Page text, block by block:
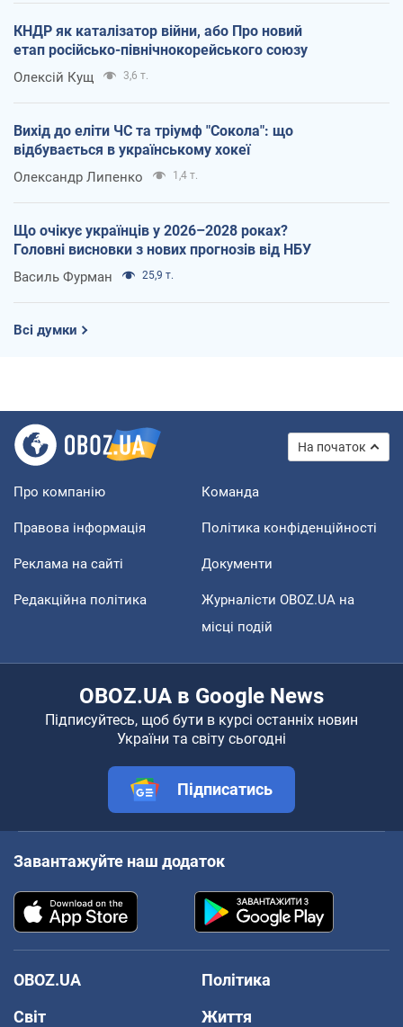
КНДР як каталізатор війни, або Про новий
етап російсько-північнокорейського союзу
Олексій Кущ 3,6 т.
Вихід до еліти ЧС та тріумф "Сокола": що
відбувається в українському хокеї
Олександр Липенко 1,4 т.
Що очікує українців у 2026–2028 роках?
Головні висновки з нових прогнозів від НБУ
Василь Фурман 25,9 т.
Всі думки
На початок
Про компанію Команда
Правова інформація Політика конфіденційності
Реклама на сайті Документи
Редакційна політика
Журналісти OBOZ.UA на
місці подій
OBOZ.UA в Google News
Підписуйтесь, щоб бути в курсі останніх новин
України та світу сьогодні
Підписатись
Завантажуйте наш додаток
OBOZ.UA
Політика
Світ
Життя